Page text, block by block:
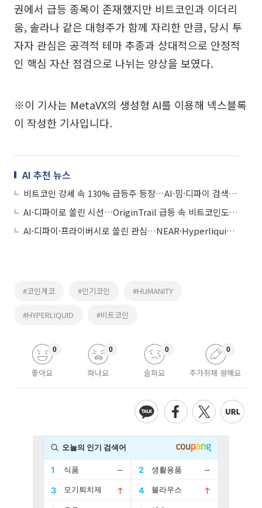
권에서 급등 종목이 존재했지만 비트코인과 이더리
움, 솔라나 같은 대형주가 함께 자리한 만큼, 당시 투
자자 관심은 공격적 테마 추종과 상대적으로 안정적
인 핵심 자산 점검으로 나뉘는 양상을 보였다.
※이 기사는 MetaVX의 생성형 AI를 이용해 넥스블록
이 작성한 기사입니다.
AI 추천 뉴스
비트코인 강세 속 130% 급등주 등장…AI·밈·디파이 검색 열기 확산
AI·디파이로 쏠린 시선…OriginTrail 급등 속 비트코인도 상위권
AI·디파이·프라이버시로 쏠린 관심…NEAR·Hyperliquid·Zcash 부각
#코인게코 #인기코인 #HUMANITY
#HYPERLIQUID #비트코인
좋아요
0
화나요
0
슬퍼요
0
추가취재 원해요
0